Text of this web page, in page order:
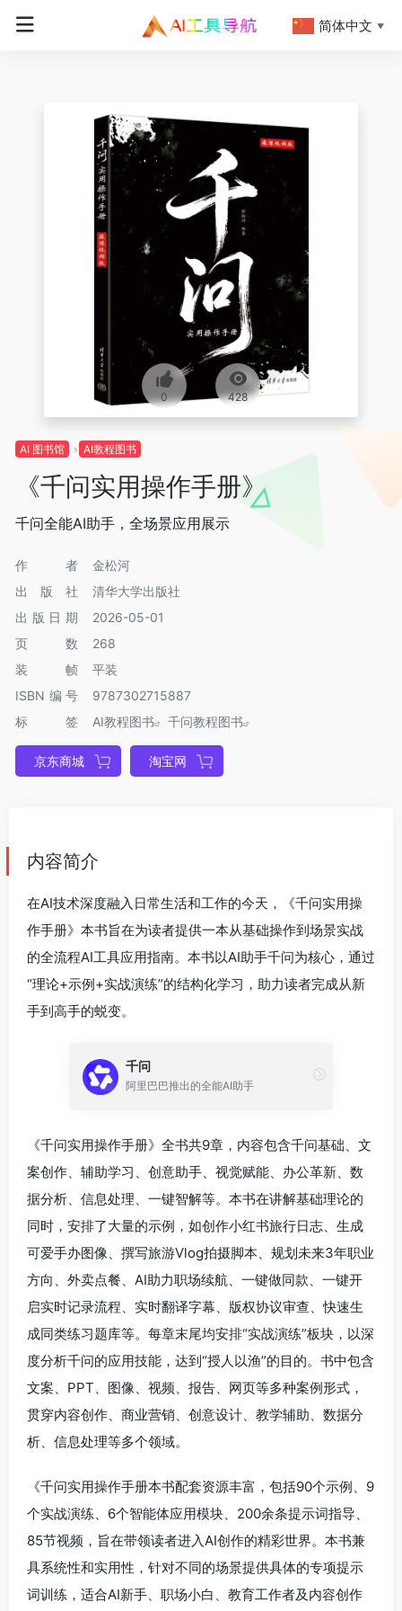
0 428
AI 图书馆 AI教程图书
《千问实用操作手册》
千问全能AI助手，全场景应用展示
作者
金松河
出版社
清华大学出版社
出版日期
2026-05-01
页数
268
装帧
平装
ISBN编号
9787302715887
标签
AI教程图书 千问教程图书
京东商城 淘宝网
内容简介
在AI技术深度融入日常生活和工作的今天，《千问实用操
作手册》本书旨在为读者提供一本从基础操作到场景实战
的全流程AI工具应用指南。本书以AI助手千问为核心，通过
“理论+示例+实战演练”的结构化学习，助力读者完成从新
手到高手的蜕变。
千问
阿里巴巴推出的全能AI助手
《千问实用操作手册》全书共9章，内容包含千问基础、文
案创作、辅助学习、创意助手、视觉赋能、办公革新、数
据分析、信息处理、一键智解等。本书在讲解基础理论的
同时，安排了大量的示例，如创作小红书旅行日志、生成
可爱手办图像、撰写旅游Vlog拍摄脚本、规划未来3年职业
方向、外卖点餐、AI助力职场续航、一键做同款、一键开
启实时记录流程、实时翻译字幕、版权协议审查、快速生
成同类练习题库等。每章末尾均安排“实战演练”板块，以深
度分析千问的应用技能，达到“授人以渔”的目的。书中包含
文案、PPT、图像、视频、报告、网页等多种案例形式，
贯穿内容创作、商业营销、创意设计、教学辅助、数据分
析、信息处理等多个领域。
《千问实用操作手册本书配套资源丰富，包括90个示例、9
个实战演练、6个智能体应用模块、200余条提示词指导、
85节视频，旨在带领读者进入AI创作的精彩世界。本书兼
具系统性和实用性，针对不同的场景提供具体的专项提示
词训练，适合AI新手、职场小白、教育工作者及内容创作
简体中文 ▼